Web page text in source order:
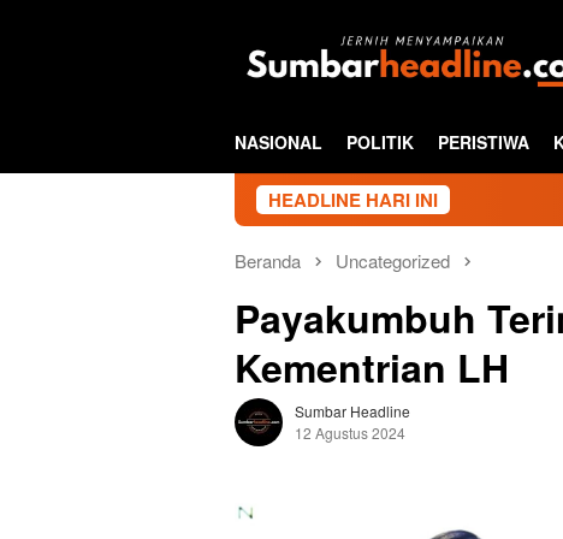
NASIONAL POLITIK PERISTIWA
HEADLINE HARI INI
Beranda Uncategorized
Payakumbuh
Kementrian LH
Sumbar Headline
12 Agustus 2024